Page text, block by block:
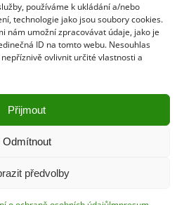
používáme k ukládání a/nebo
technologie jako jsou soubory cookies.
nám umožní zpracovávat údaje, jako je
ID na tomto webu. Nesouhlas
ovlivnit určité vlastnosti a
Přijmout
Odmítnout
předvolby
a webcasty